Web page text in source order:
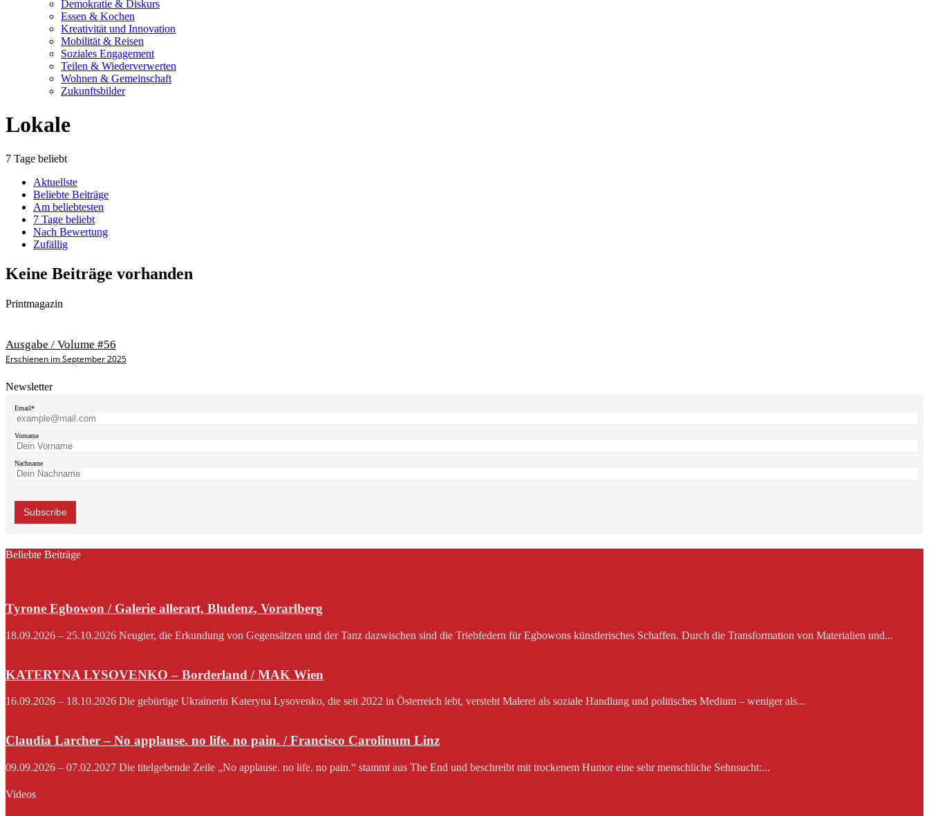
Demokratie & Diskurs
Essen & Kochen
Kreativität und Innovation
Mobilität & Reisen
Soziales Engagement
Teilen & Wiederverwerten
Wohnen & Gemeinschaft
Zukunftsbilder
Lokale
7 Tage beliebt
Aktuellste
Beliebte Beiträge
Am beliebtesten
7 Tage beliebt
Nach Bewertung
Zufällig
Keine Beiträge vorhanden
Printmagazin
Ausgabe / Volume #56
Erschienen im September 2025
Newsletter
Email*
Vorname
Nachname
Beliebte Beiträge
Tyrone Egbowon / Galerie allerart, Bludenz, Vorarlberg
18.09.2026 – 25.10.2026 Neugier, die Erkundung von Gegensätzen und der Tanz dazwischen sind die Triebfedern für Egbowons künstlerisches Schaffen. Durch die Transformation von Materialien und...
KATERYNA LYSOVENKO – Borderland / MAK Wien
16.09.2026 – 18.10.2026 Die gebürtige Ukrainerin Kateryna Lysovenko, die seit 2022 in Österreich lebt, versteht Malerei als soziale Handlung und politisches Medium – weniger als...
Claudia Larcher – No applause. no life. no pain. / Francisco Carolinum Linz
09.09.2026 – 07.02.2027 Die titelgebende Zeile „No applause. no life. no pain.“ stammt aus The End und beschreibt mit trockenem Humor eine sehr menschliche Sehnsucht:...
Videos